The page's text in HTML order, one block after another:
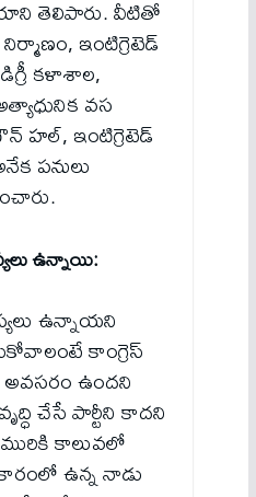
తెలిపారు. వీటితో
ఇంటిగ్రెటెడ్
కళాశాల,
వస
హల్, ఇంటిగ్రెటెడ్
పనులు
ఉన్నాయి:
ఉన్నాయని
కాంగ్రెస్
అవసరం ఉందని
చేసే పార్టీని కాదని
మురికి కాలువలో
ఉన్న నాడు